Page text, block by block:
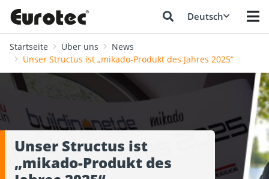
Deutsch
Startseite Über uns
News
Unser Structus ist „mikado-Produkt des Jahres 2025“
Unser Structus ist
„mikado-Produkt des